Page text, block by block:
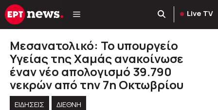
Μετάβαση
σε
Live TV
Μεσανατολικό: Το υπουργείο
Υγείας της Χαμάς ανακοίνωσε
έναν νέο απολογισμό 39.790
νεκρών από την 7η Οκτωβρίου
ΕΙΔΗΣΕΙΣ
ΔΙΕΘΝΗ